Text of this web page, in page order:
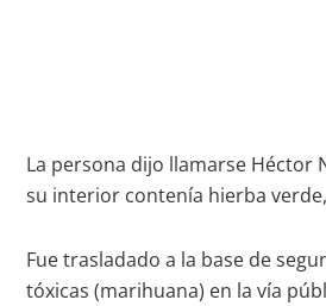
La persona dijo llamarse Héctor
su interior contenía hierba
Fue trasladado a la base de
tóxicas (marihuana) en la vía